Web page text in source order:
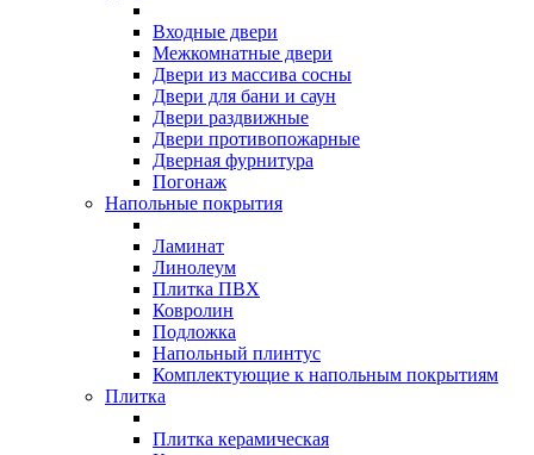
Входные двери
Межкомнатные двери
Двери из массива сосны
Двери для бани и саун
Двери раздвижные
Двери противопожарные
Дверная фурнитура
Погонаж
Напольные покрытия
Ламинат
Линолеум
Плитка ПВХ
Ковролин
Подложка
Напольный плинтус
Комплектующие к напольным покрытиям
Плитка
Плитка керамическая